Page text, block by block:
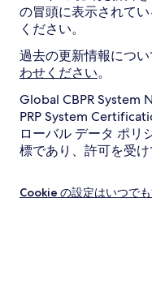
の冒頭に表示されて
ください。
過去の更新情報につい
わせください。
Global CBPR System
PRP System
ローバル データ ポリ
標であり、許可を受け
Cookie の設定はいつで